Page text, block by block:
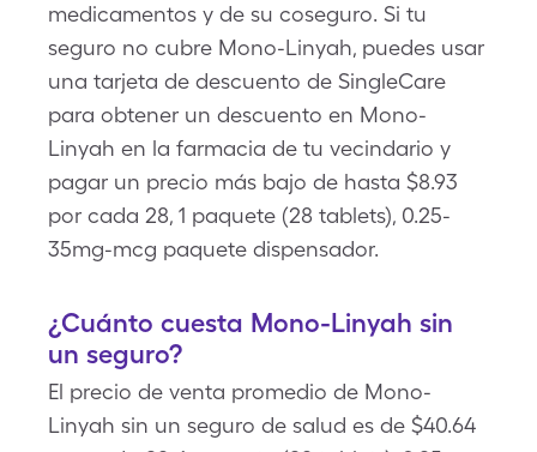
medicamentos y de su coseguro. Si tu
seguro no cubre Mono-Linyah, puedes usar
una tarjeta de descuento de SingleCare
para obtener un descuento en Mono-
Linyah en la farmacia de tu vecindario y
pagar un precio más bajo de hasta $8.93
por cada 28, 1 paquete (28 tablets), 0.25-
35mg-mcg paquete dispensador.
¿Cuánto cuesta Mono-Linyah sin
un seguro?
El precio de venta promedio de Mono-
Linyah sin un seguro de salud es de $40.64